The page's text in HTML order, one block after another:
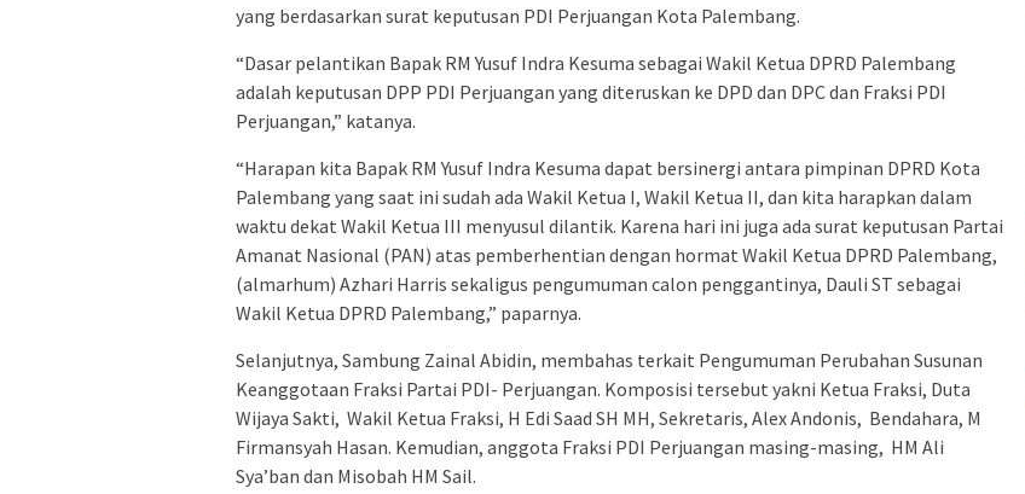
yang berdasarkan surat keputusan PDI Perjuangan Kota Palembang.
“Dasar pelantikan Bapak RM Yusuf Indra Kesuma sebagai Wakil Ketua DPRD Palembang
adalah keputusan DPP PDI Perjuangan yang diteruskan ke DPD dan DPC dan Fraksi PDI
Perjuangan,” katanya.
“Harapan kita Bapak RM Yusuf Indra Kesuma dapat bersinergi antara pimpinan DPRD Kota
Palembang yang saat ini sudah ada Wakil Ketua I, Wakil Ketua II, dan kita harapkan dalam
waktu dekat Wakil Ketua III menyusul dilantik. Karena hari ini juga ada surat keputusan Partai
Amanat Nasional (PAN) atas pemberhentian dengan hormat Wakil Ketua DPRD Palembang,
(almarhum) Azhari Harris sekaligus pengumuman calon penggantinya, Dauli ST sebagai
Wakil Ketua DPRD Palembang,” paparnya.
Selanjutnya, Sambung Zainal Abidin, membahas terkait Pengumuman Perubahan Susunan
Keanggotaan Fraksi Partai PDI- Perjuangan. Komposisi tersebut yakni Ketua Fraksi, Duta
Wijaya Sakti, Wakil Ketua Fraksi, H Edi Saad SH MH, Sekretaris, Alex Andonis, Bendahara, M
Firmansyah Hasan. Kemudian, anggota Fraksi PDI Perjuangan masing-masing, HM Ali
Sya’ban dan Misobah HM Sail.